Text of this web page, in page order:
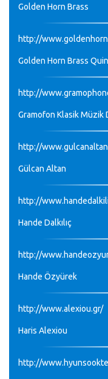
Golden Horn Brass
http://
Golden Horn Brass
http://
Gramofon Klasik Müzik
http://
Gülcan Altan
http://
Hande Dalkılıç
http://
Hande Özyürek
http://www.alexiou.gr/
Haris Alexiou
http://